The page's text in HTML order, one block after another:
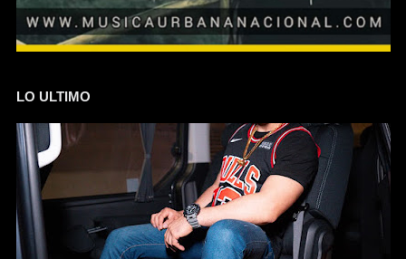
LO ULTIMO